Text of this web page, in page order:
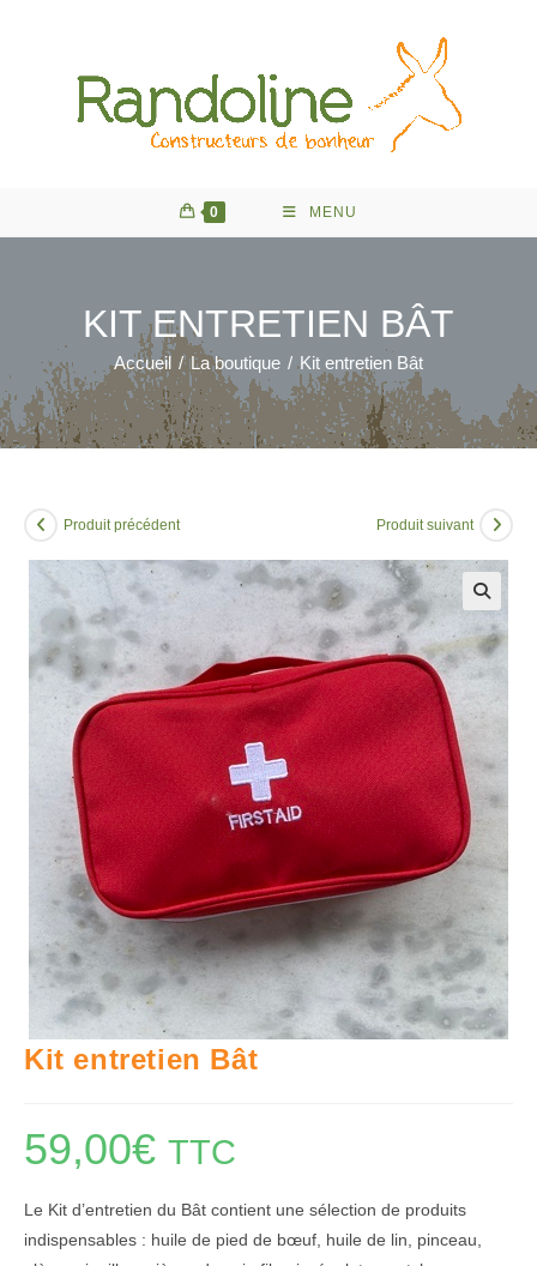
0 MENU
KIT ENTRETIEN BÂT
Accueil / La boutique / Kit entretien Bât
Produit précédent Produit suivant
🔍
Kit entretien Bât
59,00€ TTC
Le Kit d’entretien du Bât contient une sélection de produits
indispensables : huile de pied de bœuf, huile de lin, pinceau,